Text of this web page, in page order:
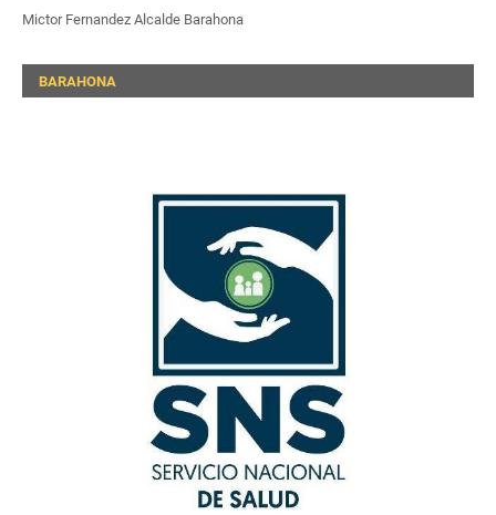
Mictor Fernandez Alcalde Barahona
BARAHONA